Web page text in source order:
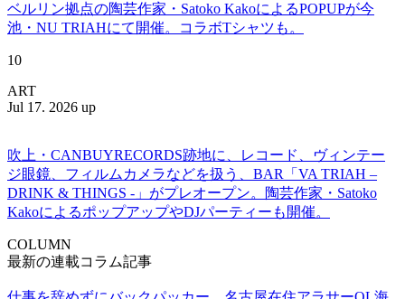
ベルリン拠点の陶芸作家・Satoko KakoによるPOPUPが今
池・NU TRIAHにて開催。コラボTシャツも。
10
ART
Jul 17. 2026 up
吹上・CANBUYRECORDS跡地に、レコード、ヴィンテー
ジ眼鏡、フィルムカメラなどを扱う、BAR「VA TRIAH –
DRINK & THINGS -」がプレオープン。陶芸作家・Satoko
KakoによるポップアップやDJパーティーも開催。
COLUMN
最新の連載コラム記事